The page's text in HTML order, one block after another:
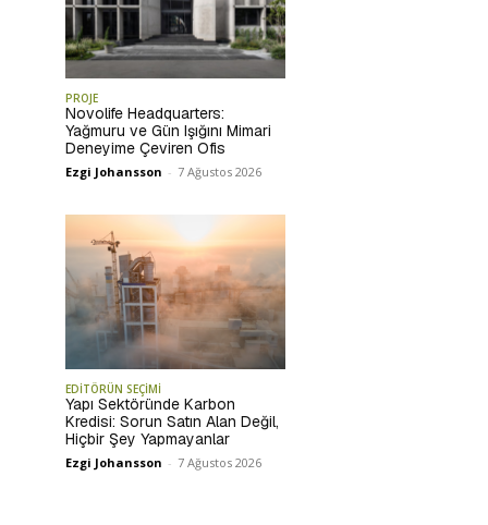
PROJE
Novolife Headquarters:
Yağmuru ve Gün Işığını Mimari
Deneyime Çeviren Ofis
Ezgi Johansson - 7 Ağustos 2026
EDİTÖRÜN SEÇİMİ
Yapı Sektöründe Karbon
Kredisi: Sorun Satın Alan Değil,
Hiçbir Şey Yapmayanlar
Ezgi Johansson - 7 Ağustos 2026